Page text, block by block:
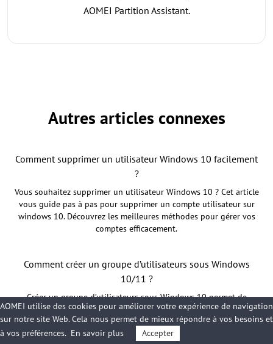
AOMEI Partition Assistant.
Autres articles connexes
Comment supprimer un utilisateur Windows 10 facilement
?
Vous souhaitez supprimer un utilisateur Windows 10 ? Cet article
vous guide pas à pas pour supprimer un compte utilisateur sur
windows 10. Découvrez les meilleures méthodes pour gérer vos
comptes efficacement.
Comment créer un groupe d’utilisateurs sous Windows
10/11 ?
Créer un groupe d’utilisateurs sous Windows 10 permet de
centraliser la gestion des permissions et de simplifier
l’administration de plusieurs comptes. Cet article vous guide pas
à pas pour créer un groupe, ajouter ou retirer des membres, et
AOMEI utilise des cookies pour améliorer votre expérience de navigation
sur notre site Web. Cela nous permet de mieux répondre à vos besoins et
à vos préférences. En savoir plus Accepter